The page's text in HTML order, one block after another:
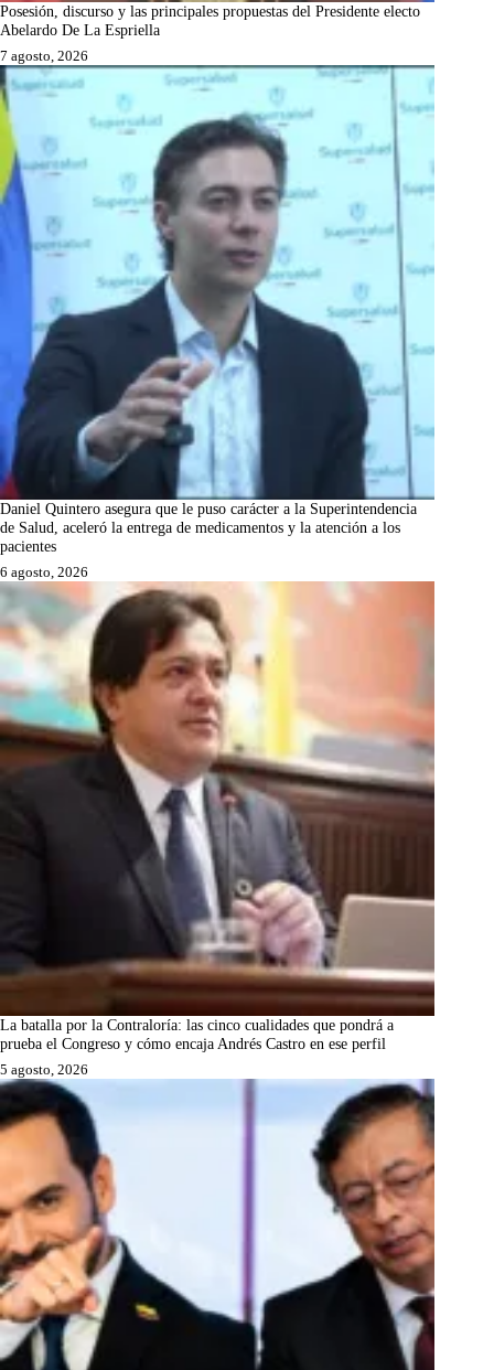
Posesión, discurso y las principales propuestas del Presidente electo
Abelardo De La Espriella
7 agosto, 2026
Daniel Quintero asegura que le puso carácter a la Superintendencia
de Salud, aceleró la entrega de medicamentos y la atención a los
pacientes
6 agosto, 2026
La batalla por la Contraloría: las cinco cualidades que pondrá a
prueba el Congreso y cómo encaja Andrés Castro en ese perfil
5 agosto, 2026